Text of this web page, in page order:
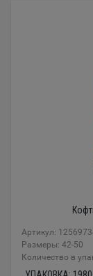
Артикул:
Размеры: 42-50
Количество в